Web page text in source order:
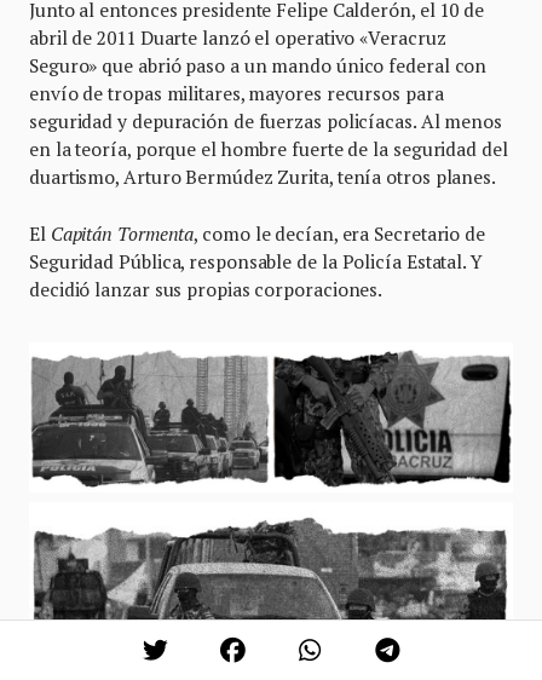
Junto al entonces presidente Felipe Calderón, el 10 de
abril de 2011 Duarte lanzó el operativo «Veracruz
Seguro» que abrió paso a un mando único federal con
envío de tropas militares, mayores recursos para
seguridad y depuración de fuerzas policíacas. Al menos
en la teoría, porque el hombre fuerte de la seguridad del
duartismo, Arturo Bermúdez Zurita, tenía otros planes.
El Capitán Tormenta, como le decían, era Secretario de
Seguridad Pública, responsable de la Policía Estatal. Y
decidió lanzar sus propias corporaciones.